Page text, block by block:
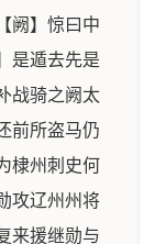
阙】惊曰中
是遁去先是
战骑之阙太
前所盗马仍
棣州刺史何
攻辽州州将
来援继勋与